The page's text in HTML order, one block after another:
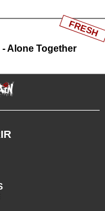
- Alone Together
FRESH